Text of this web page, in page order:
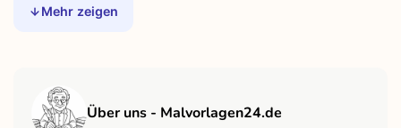
Mehr zeigen
Über uns - Malvorlagen24.de